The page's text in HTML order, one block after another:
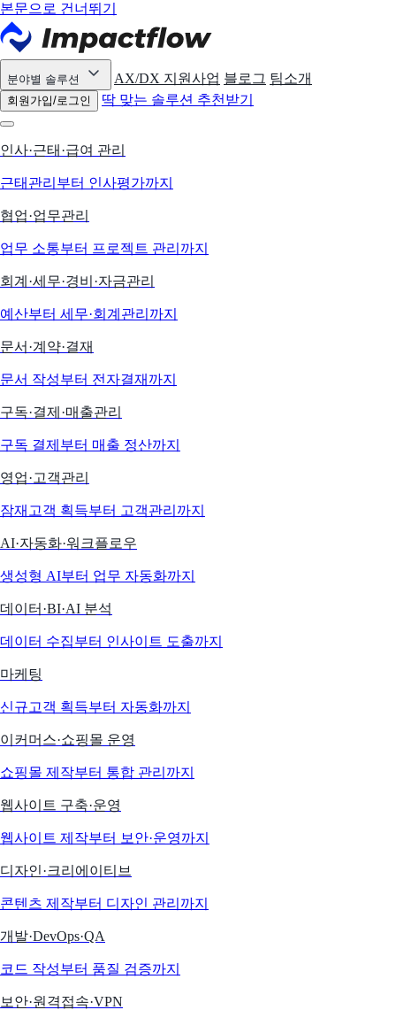
본문으로 건너뛰기
분야별 솔루션 AX/DX 지원사업 블로그 팀소개
회원가입/로그인 딱 맞는 솔루션 추천받기
인사·근태·급여 관리
근태관리부터 인사평가까지
협업·업무관리
업무 소통부터 프로젝트 관리까지
회계·세무·경비·자금관리
예산부터 세무·회계관리까지
문서·계약·결재
문서 작성부터 전자결재까지
구독·결제·매출관리
구독 결제부터 매출 정산까지
영업·고객관리
잠재고객 획득부터 고객관리까지
AI·자동화·워크플로우
생성형 AI부터 업무 자동화까지
데이터·BI·AI 분석
데이터 수집부터 인사이트 도출까지
마케팅
신규고객 획득부터 자동화까지
이커머스·쇼핑몰 운영
쇼핑몰 제작부터 통합 관리까지
웹사이트 구축·운영
웹사이트 제작부터 보안·운영까지
디자인·크리에이티브
콘텐츠 제작부터 디자인 관리까지
개발·DevOps·QA
코드 작성부터 품질 검증까지
보안·원격접속·VPN